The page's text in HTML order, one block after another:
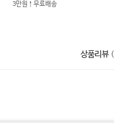
3만원↑무료배송
상품리뷰 (